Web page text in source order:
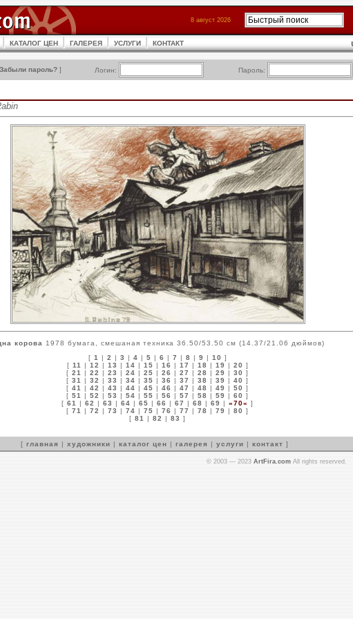
8 август 2026
КАТАЛОГ ЦЕН ГАЛЕРЕЯ УСЛУГИ КОНТАКТ
Забыли пароль? ] Логин: Пароль:
корова
1978 бумага, смешаная техника 36.50/53.50 см (14.37/21.06 дюймов)
[ 1 | 2 | 3 | 4 | 5 | 6 | 7 | 8 | 9 | 10 ]
[ 11 | 12 | 13 | 14 | 15 | 16 | 17 | 18 | 19 | 20 ]
[ 21 | 22 | 23 | 24 | 25 | 26 | 27 | 28 | 29 | 30 ]
[ 31 | 32 | 33 | 34 | 35 | 36 | 37 | 38 | 39 | 40 ]
[ 41 | 42 | 43 | 44 | 45 | 46 | 47 | 48 | 49 | 50 ]
[ 51 | 52 | 53 | 54 | 55 | 56 | 57 | 58 | 59 | 60 ]
[ 61 | 62 | 63 | 64 | 65 | 66 | 67 | 68 | 69 | »70« ]
[ 71 | 72 | 73 | 74 | 75 | 76 | 77 | 78 | 79 | 80 ]
[ 81 | 82 | 83 ]
[ главная | художники | каталог цен | галерея | услуги | контакт ]
© 2003 — 2023 ArtFira.com All rights reserved.